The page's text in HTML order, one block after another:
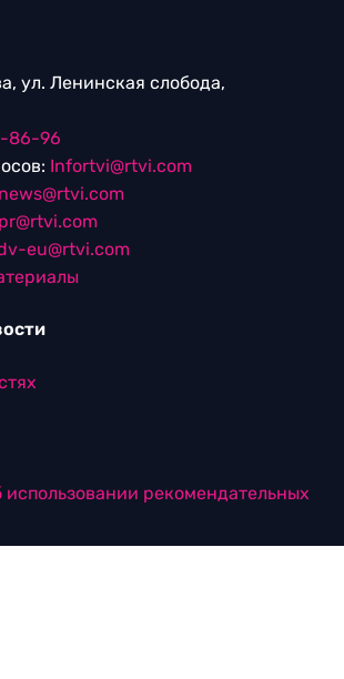
ул. Ленинская слобода,
86-96
Infortvi@rtvi.com
news@rtvi.com
pr@rtvi.com
eu@rtvi.com
использовании рекомендательных